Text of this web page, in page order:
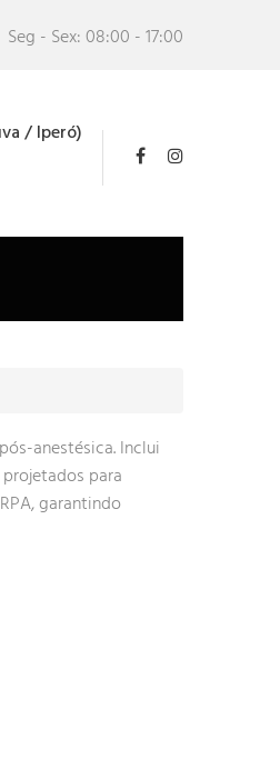
Seg - Sex: 08:00 - 17:00
/ Iperó)
anestésica. Inclui
para
garantindo